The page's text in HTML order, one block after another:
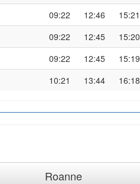
09:22 12:46 15:21
09:22 12:45 15:20
09:22 12:45 15:19
10:21 13:44 16:18
Roanne